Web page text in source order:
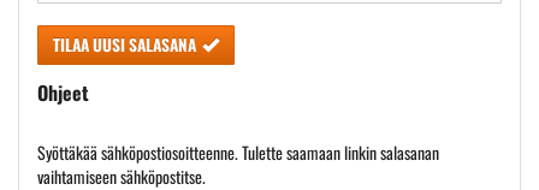
TILAA UUSI SALASANA
Ohjeet
Syöttäkää sähköpostiosoitteenne. Tulette saamaan linkin salasanan
vaihtamiseen sähköpostitse.